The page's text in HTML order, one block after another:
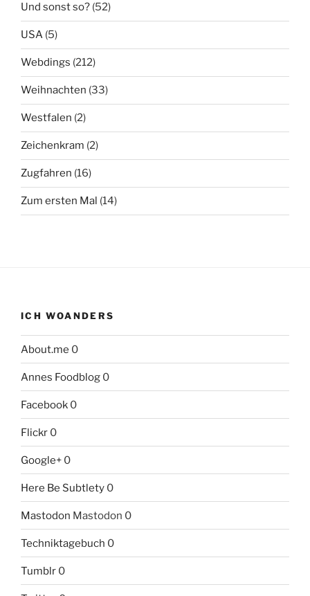
Und sonst so? (52)
USA (5)
Webdings (212)
Weihnachten (33)
Westfalen (2)
Zeichenkram (2)
Zugfahren (16)
Zum ersten Mal (14)
ICH WOANDERS
About.me 0
Annes Foodblog 0
Facebook 0
Flickr 0
Google+ 0
Here Be Subtlety 0
Mastodon Mastodon 0
Techniktagebuch 0
Tumblr 0